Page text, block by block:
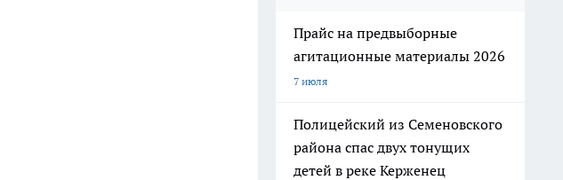
Прайс на предвыборные
агитационные материалы 2026
7 июля
Полицейский из Семеновского
района спас двух тонущих
детей в реке Керженец